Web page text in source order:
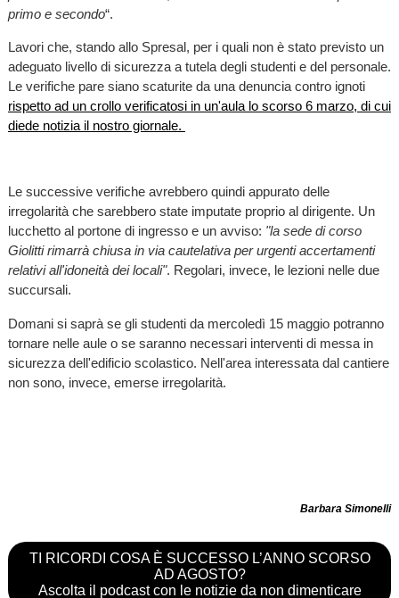
primo e secondo“.
Lavori che, stando allo Spresal, per i quali non è stato previsto un
adeguato livello di sicurezza a tutela degli studenti e del personale.
Le verifiche pare siano scaturite da una denuncia contro ignoti
rispetto ad un crollo verificatosi in un'aula lo scorso 6 marzo, di cui
diede notizia il nostro giornale.
Le successive verifiche avrebbero quindi appurato delle
irregolarità che sarebbero state imputate proprio al dirigente. Un
lucchetto al portone di ingresso e un avviso: "la sede di corso
Giolitti rimarrà chiusa in via cautelativa per urgenti accertamenti
relativi all'idoneità dei locali". Regolari, invece, le lezioni nelle due
succursali.
Domani si saprà se gli studenti da mercoledì 15 maggio potranno
tornare nelle aule o se saranno necessari interventi di messa in
sicurezza dell'edificio scolastico. Nell'area interessata dal cantiere
non sono, invece, emerse irregolarità.
Barbara Simonelli
TI RICORDI COSA È SUCCESSO L’ANNO SCORSO
AD AGOSTO?
Ascolta il podcast con le notizie da non dimenticare